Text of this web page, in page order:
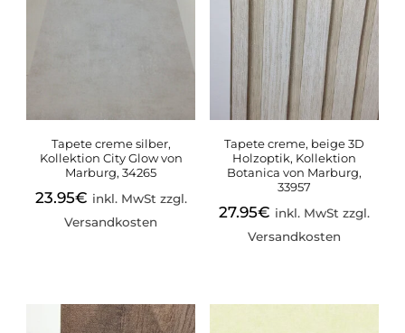
Tapete creme silber,
Kollektion City Glow von
Marburg, 34265
23.95€ inkl. MwSt zzgl.
Versandkosten
Tapete creme, beige 3D
Holzoptik, Kollektion
Botanica von Marburg,
33957
27.95€ inkl. MwSt zzgl.
Versandkosten